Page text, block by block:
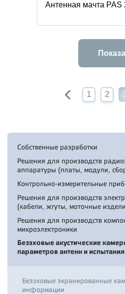
Антенная мачта PAS
1 2
Собственные разработки
Решения для производств
аппаратуры (платы, модули,
Контрольно-измерительные
Решения для производств
(кабели, жгуты, моточные
Решения для производств
микроэлектроники
Безэховые акустические
параметров антенн и
Безэховые экранированные
информации